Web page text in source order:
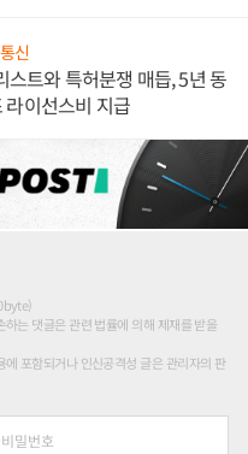
신
스트와 특허분쟁 매듭, 5년 동
라이선스비 지급
는 댓글은 관련 법률에 의해 제재를 받을
포함되거나 인신공격성 글은 관리자의 판